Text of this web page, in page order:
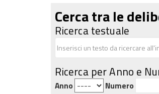
Cerca tra le
Ricerca testuale
Ricerca per Anno e
Anno Numero